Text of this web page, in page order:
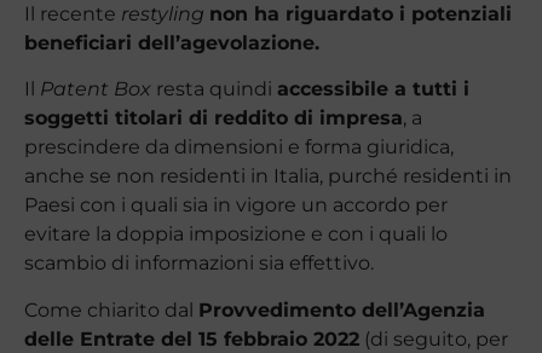
Il recente restyling non ha riguardato i potenziali
beneficiari dell’agevolazione.
Il Patent Box resta quindi accessibile a tutti i
soggetti titolari di reddito di impresa, a
prescindere da dimensioni e forma giuridica,
anche se non residenti in Italia, purché residenti in
Paesi con i quali sia in vigore un accordo per
evitare la doppia imposizione e con i quali lo
scambio di informazioni sia effettivo.
Come chiarito dal Provvedimento dell’Agenzia
delle Entrate del 15 febbraio 2022 (di seguito, per